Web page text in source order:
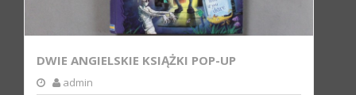
DWIE ANGIELSKIE KSIĄŻKI POP-UP
admin